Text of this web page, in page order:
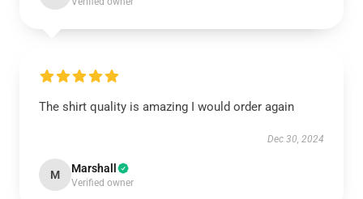
The shirt quality is amazing I would order again
Dec 30, 2024
M Marshall
Verified owner